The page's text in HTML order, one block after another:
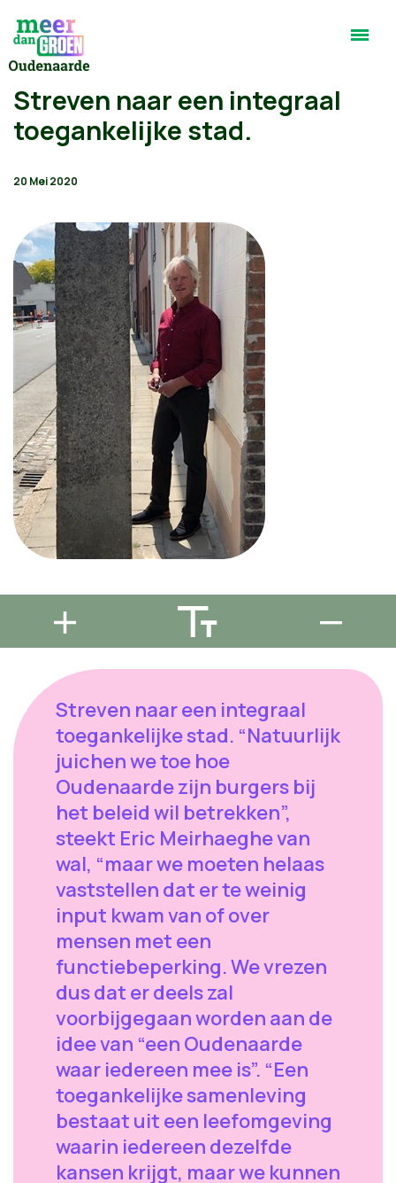
Streven naar een integraal
toegankelijke stad.
20 Mei 2020
Streven naar een integraal
toegankelijke stad. “Natuurlijk
juichen we toe hoe
Oudenaarde zijn burgers bij
het beleid wil betrekken”,
steekt Eric Meirhaeghe van
wal, “maar we moeten helaas
vaststellen dat er te weinig
input kwam van of over
mensen met een
functiebeperking. We vrezen
dus dat er deels zal
voorbijgegaan worden aan de
idee van “een Oudenaarde
waar iedereen mee is”. “Een
toegankelijke samenleving
bestaat uit een leefomgeving
waarin iedereen dezelfde
kansen krijgt, maar we kunnen